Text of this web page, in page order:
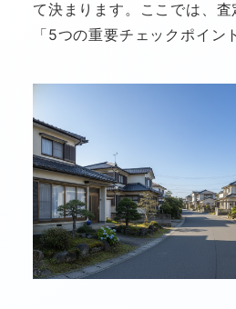
て決まります。ここでは、
「5つの重要チェックポイン